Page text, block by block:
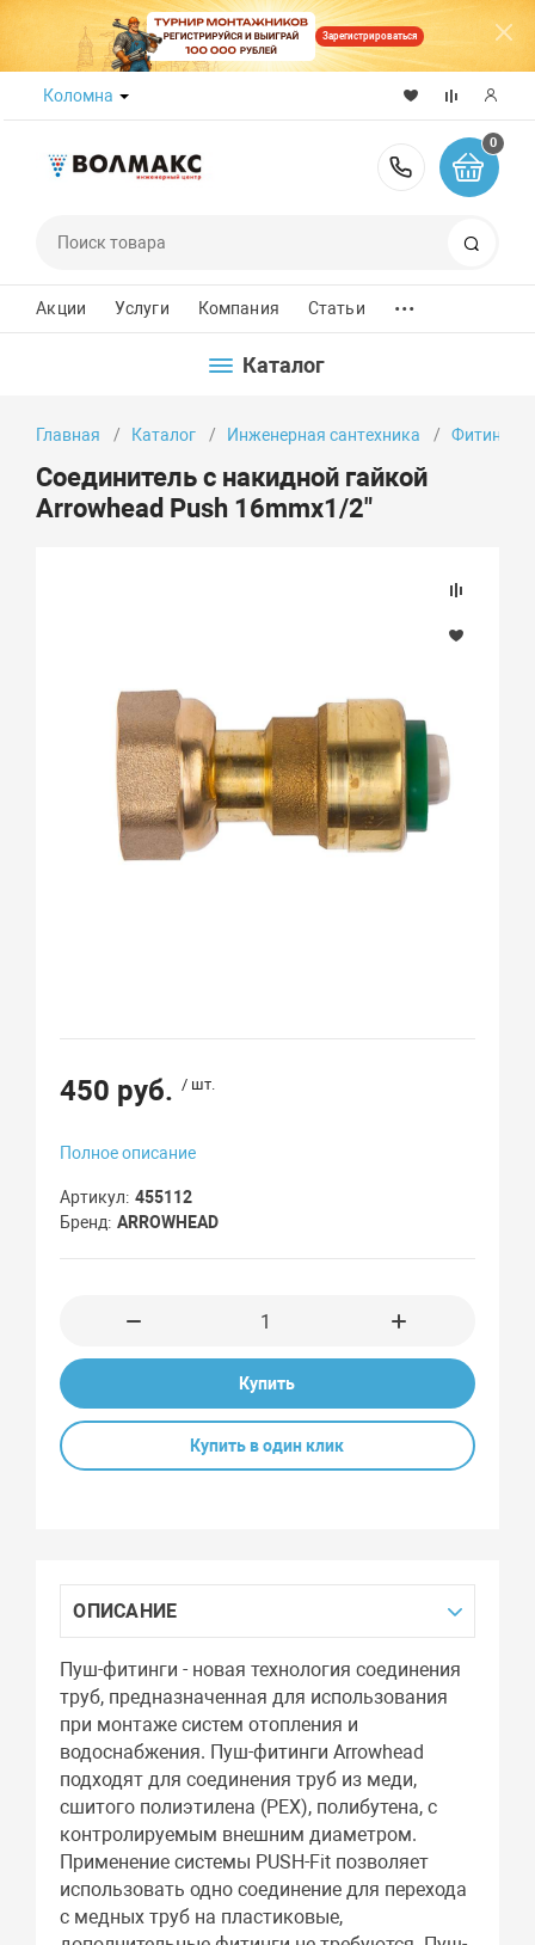
Зарегистрироваться
Коломна
8 (800)
0
Акции Услуги Компания Статьи ...
Каталог
Главная Каталог Инженерная сантехника Фитинги
Соединитель с накидной гайкой
Arrowhead Push 16mmx1/2"
450 руб. / шт.
Полное описание
Артикул 455112
Бренд ARROWHEAD
Купить
Купить в один клик
ОПИСАНИЕ
Пуш-фитинги - новая технология соединения
труб, предназначенная для использования
при монтаже систем отопления и
водоснабжения. Пуш-фитинги Arrowhead
подходят для соединения труб из меди,
сшитого полиэтилена (РЕХ), полибутена, с
контролируемым внешним диаметром.
Применение системы PUSH-Fit позволяет
использовать одно соединение для перехода
с медных труб на пластиковые,